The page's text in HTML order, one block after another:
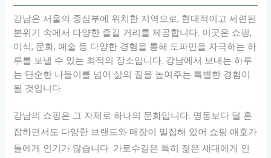
강남은 서울의 중심부에 위치한 지역으로, 현대적이고 세련된
분위기 속에서 다양한 즐길 거리를 제공합니다. 이곳은 쇼핑,
미식, 문화, 예술 등 다양한 경험을 통해 도파민을 자극하는 하
루를 보낼 수 있는 최적의 장소입니다. 강남에서 보내는 하루
는 단순한 나들이를 넘어 삶의 질을 높여주는 특별한 경험이
될 것입니다.
강남의 쇼핑은 그 자체로 하나의 문화입니다. 명동보다 덜 혼
잡하면서도 다양한 브랜드와 매장이 밀집해 있어 쇼핑 애호가
들에게 인기가 많습니다. 가로수길은 특히 젊은 세대에게 인